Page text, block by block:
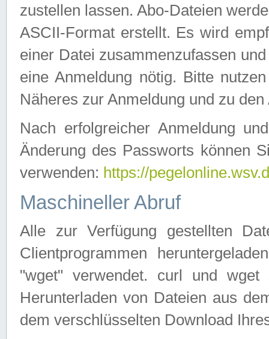
zustellen lassen. Abo-Dateien
ASCII-Format erstellt. Es wird
einer Datei zusammenzufassen
eine Anmeldung nötig. Bitte
Näheres zur Anmeldung und zu
Nach erfolgreicher Anmeldung
Änderung des Passworts können
verwenden: https://
Maschineller Abruf
Alle zur Verfügung gestellten
Clientprogrammen
"wget" verwendet. curl und wget
Herunterladen von Dateien aus
dem verschlüsselten Download